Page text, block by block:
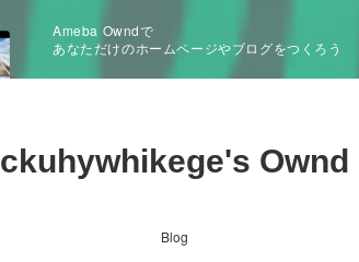
Ameba Owndで
あなただけのホームページやブログをつくろう
ckuhywhikege's Ownd
Blog